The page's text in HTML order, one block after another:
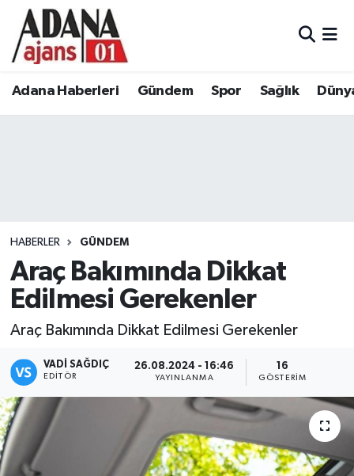
Adana Haberleri Gündem Spor Sağlık
HABERLER GÜNDEM
Araç Bakımında Dikkat
Edilmesi Gerekenler
Araç Bakımında Dikkat Edilmesi Gerekenler
VADI SAĞDIÇ
EDITÖR
26.08.2024 - 16:46
YAYINLANMA
16
GÖSTERIM
Adana Haberleri
Eğitim
Siyaset
Kadın
Magazin
Adana Nöbetçi Eczaneler
Tüm Manşetler
Son Dakika Haberleri